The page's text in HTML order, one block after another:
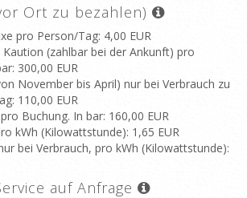
Ort zu bezahlen)
pro Person/Tag: 4,00 EUR
Kaution (zahlbar bei der Ankunft) pro
: 300,00 EUR
November bis April) nur bei Verbrauch zu
: 110,00 EUR
Buchung. In bar: 160,00 EUR
kWh (Kilowattstunde): 1,65 EUR
bei Verbrauch, pro kWh (Kilowattstunde):
auf Anfrage